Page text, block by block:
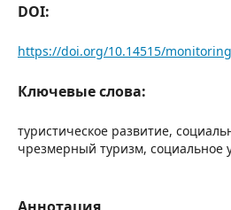
DOI:
https://doi.org/10.14515/
Ключевые слова:
туристическое развитие,
чрезмерный туризм, социальное